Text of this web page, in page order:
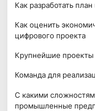
Как разработать
Как оценить
цифрового проекта
Крупнейшие
Команда для
С какими
промышленные